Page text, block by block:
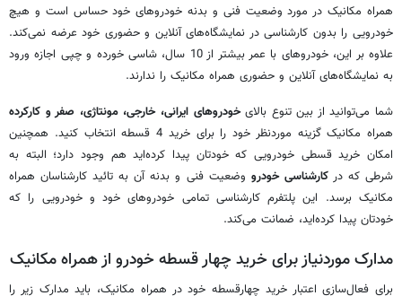
همراه مکانیک در مورد وضعیت فنی و بدنه خودروهای خود حساس است و هیچ
خودرویی را بدون کارشناسی در نمایشگاه‌های آنلاین و حضوری خود عرضه نمی‌کند.
علاوه بر این، خودروهای با عمر بیشتر از 10 سال، شاسی خورده و چپی اجازه ورود
به نمایشگاه‌های آنلاین و حضوری همراه مکانیک را ندارند.
شما می‌توانید از بین تنوع بالایخودروهای ایرانی، خارجی، مونتاژی، صفر و کارکرده
همراه مکانیک گزینه موردنظر خود را برای خرید 4 قسطه انتخاب کنید. همچنین
امکان خرید قسطی خودرویی که خودتان پیدا کرده‌اید هم وجود دارد؛ البته به
شرطی که درکارشناسی خودرو وضعیت فنی و بدنه آن به تائید کارشناسان همراه
مکانیک برسد. این پلتفرم کارشناسی تمامی خودروهای خود و خودرویی را که
خودتان پیدا کرده‌اید، ضمانت می‌کند.
مدارک موردنیاز برای خرید چهار قسطه خودرو از همراه مکانیک
برای فعال‌سازی اعتبار خرید چهارقسطه خود در همراه مکانیک، باید مدارک زیر را